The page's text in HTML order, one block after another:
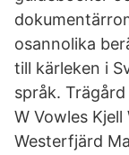
osannolika
till kärleken i
språk.
W Vowles
Westerfjärd